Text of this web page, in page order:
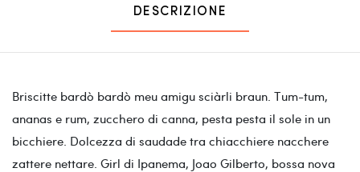
DESCRIZIONE
Briscitte bardò bardò meu amigu sciàrli braun. Tum-tum,
ananas e rum, zucchero di canna, pesta pesta il sole in un
bicchiere. Dolcezza di saudade tra chiacchiere nacchere
zattere nettare. Girl di Ipanema, Joao Gilberto, bossa nova